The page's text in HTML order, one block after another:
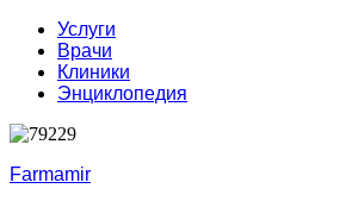
Услуги
Врачи
Клиники
Энциклопедия
Farmamir